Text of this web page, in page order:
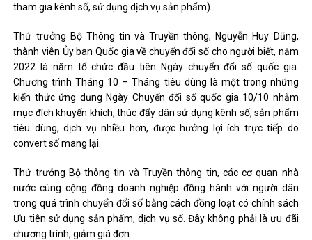
tham gia kênh số, sử dụng dịch vụ sản phẩm).
Thứ trưởng Bộ Thông tin và Truyền thông, Nguyễn Huy Dũng,
thành viên Ủy ban Quốc gia về chuyển đổi số cho người biết, năm
2022 là năm tổ chức đầu tiên Ngày chuyển đổi số quốc gia.
Chương trình Tháng 10 – Tháng tiêu dùng là một trong những
kiến ​​thức ứng dụng Ngày Chuyển đổi số quốc gia 10/10 nhằm
mục đích khuyến khích, thúc đẩy dân sử dụng kênh số, sản phẩm
tiêu dùng, dịch vụ nhiều hơn, được hưởng lợi ích trực tiếp do
convert số mang lại.
Thứ trưởng Bộ thông tin và Truyền thông tin, các cơ quan nhà
nước cùng cộng đồng doanh nghiệp đồng hành với người dân
trong quá trình chuyển đổi số bằng cách đồng loạt có chính sách
Ưu tiên sử dụng sản phẩm, dịch vụ số. Đây không phải là ưu đãi
chương trình, giảm giá đơn.